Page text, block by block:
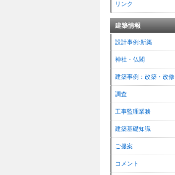
リンク
建築情報
設計事例:新築
神社・仏閣
建築事例：改築・改修
調査
工事監理業務
建築基礎知識
ご提案
コメント